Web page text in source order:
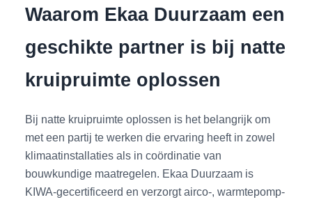
Waarom Ekaa Duurzaam een
geschikte partner is bij natte
kruipruimte oplossen
Bij natte kruipruimte oplossen is het belangrijk om
met een partij te werken die ervaring heeft in zowel
klimaatinstallaties als in coördinatie van
bouwkundige maatregelen. Ekaa Duurzaam is
KIWA-gecertificeerd en verzorgt airco-, warmtepomp-